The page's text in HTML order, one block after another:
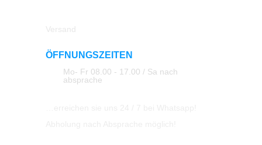
Versand
ÖFFNUNGSZEITEN
Mo- Fr 08.00 - 17.00 / Sa nach
absprache